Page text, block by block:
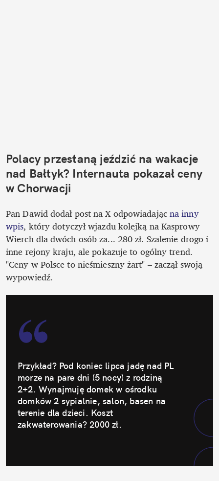
Polacy przestaną jeździć na wakacje
nad Bałtyk? Internauta pokazał ceny
w Chorwacji
Pan Dawid dodał post na X odpowiadając na inny
wpis, który dotyczył wjazdu kolejką na Kasprowy
Wierch dla dwóch osób za... 280 zł. Szalenie drogo i
inne rejony kraju, ale pokazuje to ogólny trend.
"Ceny w Polsce to nieśmieszny żart" – zaczął swoją
wypowiedź.
Przykład? Pod koniec lipca jadę nad PL
morze na pare dni (5 nocy) z rodziną
2+2. Wynajmuję domek w ośrodku
domków 2 sypialnie, salon, basen na
terenie dla dzieci. Koszt
zakwaterowania? 2000 zł.